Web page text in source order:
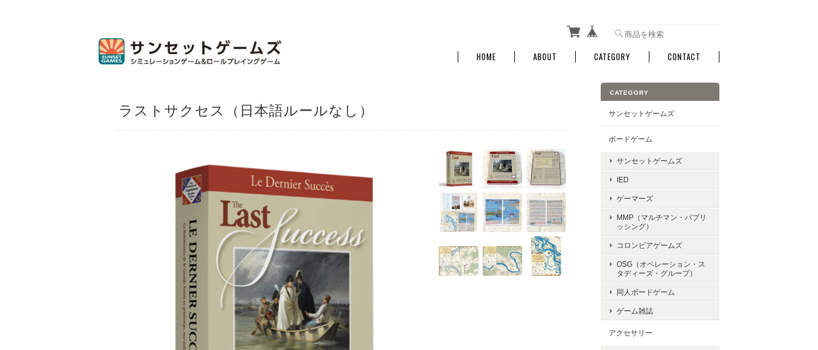
HOME ABOUT CATEGORY CONTACT
ラストサクセス（日本語ルールなし）
CATEGORY
サンセットゲームズ
ボードゲーム
サンセットゲームズ
IED
ゲーマーズ
MMP（マルチマン・パブリ
ッシング）
コロンビアゲームズ
OSG（オペレーション・ス
タディーズ・グループ）
同人ボードゲーム
ゲーム雑誌
アクセサリー